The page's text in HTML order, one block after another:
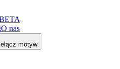
O nas
motyw